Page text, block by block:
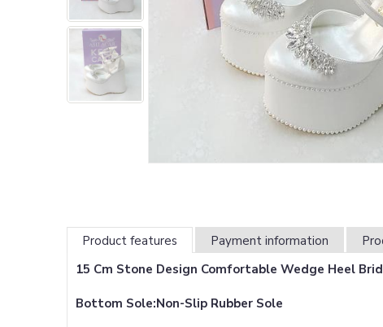
Product features Payment information
15 Cm Stone Design Comfortable Wedge Heel
Bottom Sole:Non-Slip Rubber Sole